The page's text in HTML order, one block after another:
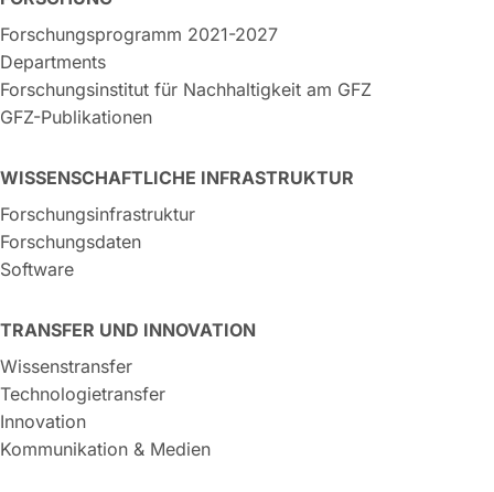
Forschungsprogramm 2021-2027
Departments
Forschungsinstitut für Nachhaltigkeit am GFZ
GFZ-Publikationen
WISSENSCHAFTLICHE INFRASTRUKTUR
Forschungsinfrastruktur
Forschungsdaten
Software
TRANSFER UND INNOVATION
Wissenstransfer
Technologietransfer
Innovation
Kommunikation & Medien